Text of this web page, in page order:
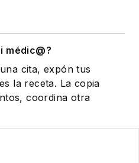
médic@?
cita, expón tus
la receta. La copia
coordina otra